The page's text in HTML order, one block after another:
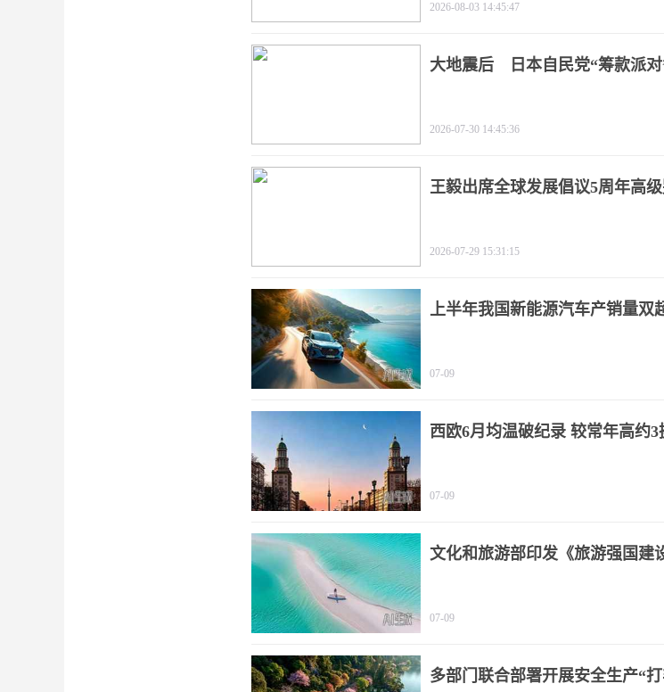
2026-08-03 14:45:47
大地震后 日本自民党“筹款派对
2026-07-30 14:45:36
王毅出席全球发展倡议5周年高
2026-07-29 15:31:15
上半年我国新能源汽车产销量双
07-09
西欧6月均温破纪录 较常年高约3
07-09
文化和旅游部印发《旅游强国建
07-09
多部门联合部署开展安全生产“